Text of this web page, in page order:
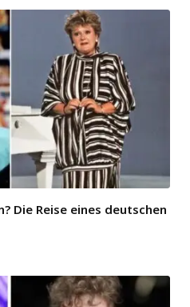
Die Reise eines deutschen